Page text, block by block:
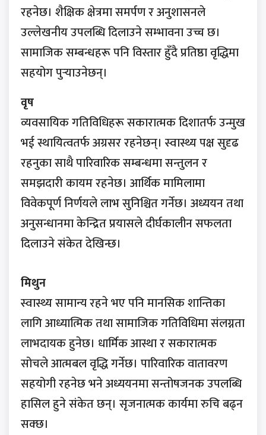
रहनेछ। शैक्षिक क्षेत्रमा समर्पण र अनुशासनले
उल्लेखनीय उपलब्धि दिलाउने सम्भावना उच्च छ।
सामाजिक सम्बन्धहरू पनि विस्तार हुँदै प्रतिष्ठा वृद्धिमा
सहयोग पुर्‍याउनेछन्।
वृष
व्यवसायिक गतिविधिहरू सकारात्मक दिशातर्फ उन्मुख
भई स्थायित्वतर्फ अग्रसर रहनेछन्। स्वास्थ्य पक्ष सुदृढ
रहनुका साथै पारिवारिक सम्बन्धमा सन्तुलन र
समझदारी कायम रहनेछ। आर्थिक मामिलामा
विवेकपूर्ण निर्णयले लाभ सुनिश्चित गर्नेछ। अध्ययन तथा
अनुसन्धानमा केन्द्रित प्रयासले दीर्घकालीन सफलता
दिलाउने संकेत देखिन्छ।
मिथुन
स्वास्थ्य सामान्य रहने भए पनि मानसिक शान्तिका
लागि आध्यात्मिक तथा सामाजिक गतिविधिमा संलग्नता
लाभदायक हुनेछ। धार्मिक आस्था र सकारात्मक
सोचले आत्मबल वृद्धि गर्नेछ। पारिवारिक वातावरण
सहयोगी रहनेछ भने अध्ययनमा सन्तोषजनक उपलब्धि
हासिल हुने संकेत छन्। सृजनात्मक कार्यमा रुचि बढ्न
सक्छ।